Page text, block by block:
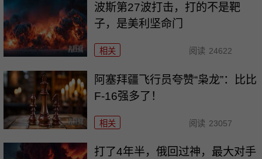
波斯第27波打击，打的不是靶
子，是美利坚命门
相关 阅读 24622
阿塞拜疆飞行员夸赞“枭龙”：比比
F-16强多了！
相关 阅读 23057
打了4年半，俄回过神，最大对手